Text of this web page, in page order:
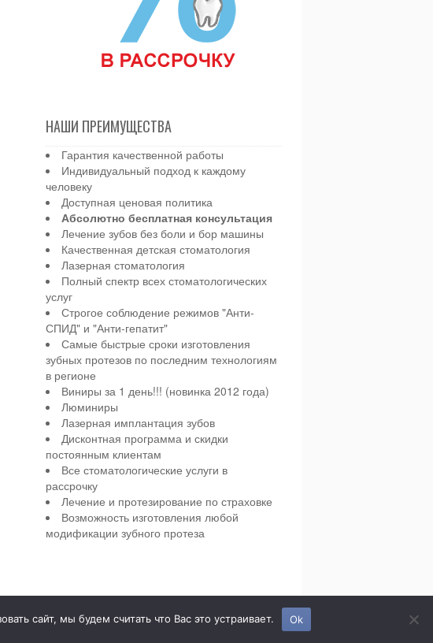
НАШИ ПРЕИМУЩЕСТВА
Гарантия качественной работы
Индивидуальный подход к каждому
человеку
Доступная ценовая политика
Абсолютно бесплатная консультация
Лечение зубов без боли и бор машины
Качественная детская стоматология
Лазерная стоматология
Полный спектр всех стоматологических
услуг
Строгое соблюдение режимов "Анти-
СПИД" и "Анти-гепатит"
Самые быстрые сроки изготовления
зубных протезов по последним технологиям
в регионе
Виниры за 1 день!!! (новинка 2012 года)
Люминиры
Лазерная имплантация зубов
Дисконтная программа и скидки
постоянным клиентам
Все стоматологические услуги в
рассрочку
Лечение и протезирование по страховке
Возможность изготовления любой
модификации зубного протеза
Детская и взрослая стоматология в городе Сумы.
сайт, мы будем считать что Вас это устраивает. Ok